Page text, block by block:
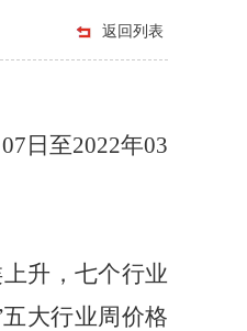
返回列表
07 日至2022年03
上升 ， 七个行业
五大行业周价格